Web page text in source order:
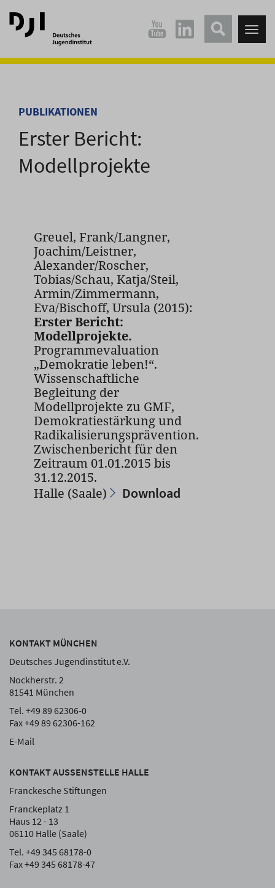
Direkt
zum
Hauptinhalt
Direkt
zum
Hauptmenü
PUBLIKATIONEN
Erster Bericht:
Modellprojekte
Greuel, Frank/Langner,
Joachim/Leistner,
Alexander/Roscher,
Tobias/Schau, Katja/Steil,
Armin/Zimmermann,
Eva/Bischoff, Ursula (2015):
Erster Bericht:
Modellprojekte.
Programmevaluation
„Demokratie leben!“.
Wissenschaftliche
Begleitung der
Modellprojekte zu GMF,
Demokratiestärkung und
Radikalisierungsprävention.
Zwischenbericht für den
Zeitraum 01.01.2015 bis
31.12.2015.
Halle (Saale)
Download
KONTAKT MÜNCHEN
Deutsches Jugendinstitut e.V.
Nockherstr. 2
81541 München
Tel. +49 89 62306-0
Fax +49 89 62306-162
E-Mail
KONTAKT AUSSENSTELLE HALLE
Franckesche Stiftungen
Franckeplatz 1
Haus 12 - 13
06110 Halle (Saale)
Tel. +49 345 68178-0
Fax +49 345 68178-47